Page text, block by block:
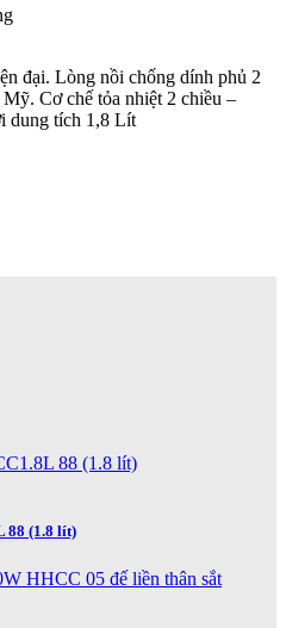
đại. Lòng nồi chống dính phủ 2
Cơ chế tỏa nhiệt 2 chiều –
dung tích 1,8 Lít
88 (1.8 lít)